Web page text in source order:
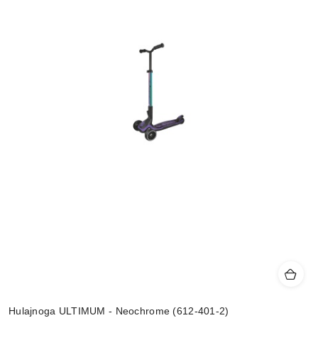
Hulajnoga ULTIMUM - Neochrome (612-401-2)